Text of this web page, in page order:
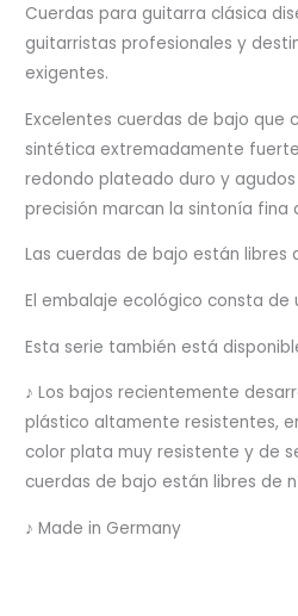
Cuerdas para guitarra clásica
guitarristas profesionales y
exigentes.
Excelentes cuerdas de bajo que
sintética extremadamente
redondo plateado duro y
precisión marcan la sintonía fina
Las cuerdas de bajo están libres
El embalaje ecológico consta de
Esta serie también está
♪ Los bajos recientemente
plástico altamente resistentes,
color plata muy resistente y de
cuerdas de bajo están libres de
♪ Made in Germany